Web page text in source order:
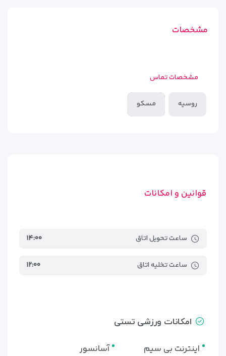
مشخصات
مشخصات تماس
روسیه مسکو
قوانین و امکانات
ساعت تحویل اتاق ۱۴:۰۰
ساعت تخلیه اتاق ۱۲:۰۰
امکانات ورزشی تستی
اینترنت بی سیم آسانسور